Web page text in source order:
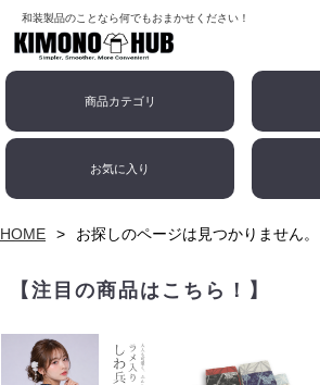
和装製品のことなら何でもおまかせください！
商品カテゴリ
お気に入り
HOME お探しのページは見つかりません。
【注目の商品はこちら！】